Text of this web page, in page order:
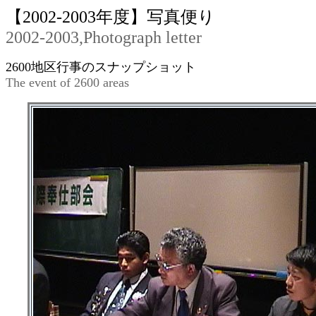
【2002-2003年度】写真便り
2002-2003,Photograph letter
2600地区行事のスナップショット
The event of 2600 areas